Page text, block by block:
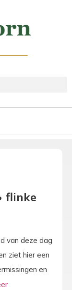
flinke
van deze dag
ziet hier een
en